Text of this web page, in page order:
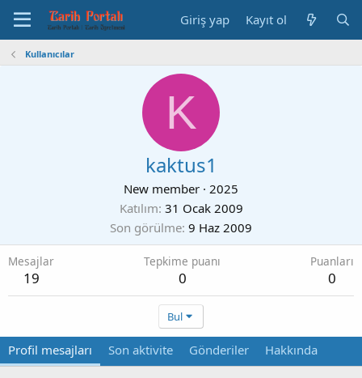
Giriş yap Kayıt ol
Kullanıcılar
K
kaktus1
New member · 2025
Katılım 31 Ocak 2009
Son görülme 9 Haz 2009
Mesajlar
19
Tepkime puanı
0
Puanları
0
Bul
Profil mesajları Son aktivite Gönderiler Hakkında